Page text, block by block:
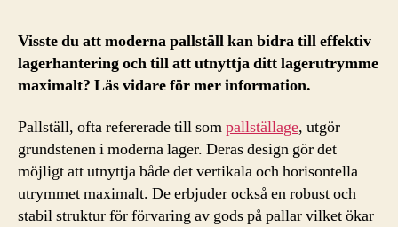
Visste du att moderna pallställ kan bidra till effektiv
lagerhantering och till att utnyttja ditt lagerutrymme
maximalt? Läs vidare för mer information.
Pallställ, ofta refererade till sompallställage, utgör
grundstenen i moderna lager. Deras design gör det
möjligt att utnyttja både det vertikala och horisontella
utrymmet maximalt. De erbjuder också en robust och
stabil struktur för förvaring av gods på pallar vilket ökar